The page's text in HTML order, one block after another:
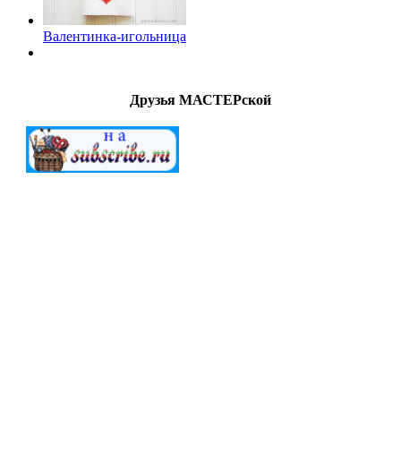
Валентинка-игольница
Друзья МАСТЕРской